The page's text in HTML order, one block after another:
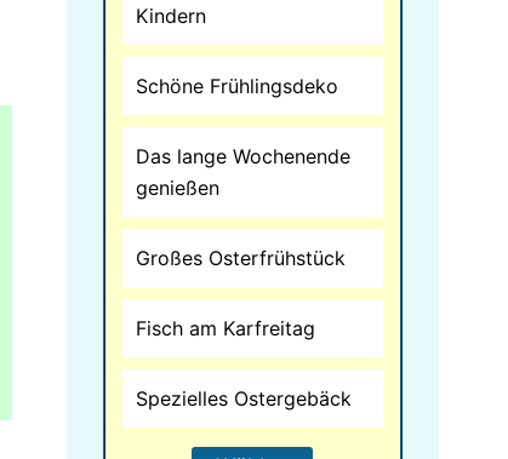
Kindern
Schöne Frühlingsdeko
Das lange Wochenende
genießen
Großes Osterfrühstück
Fisch am Karfreitag
Spezielles Ostergebäck